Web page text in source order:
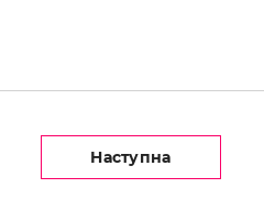
Наступна